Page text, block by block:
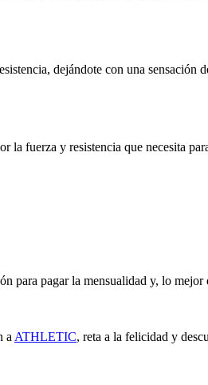
dejándote con una sensación
la fuerza y resistencia que necesita
para pagar la mensualidad y, lo mejor
a ATHLETIC, reta a la felicidad y